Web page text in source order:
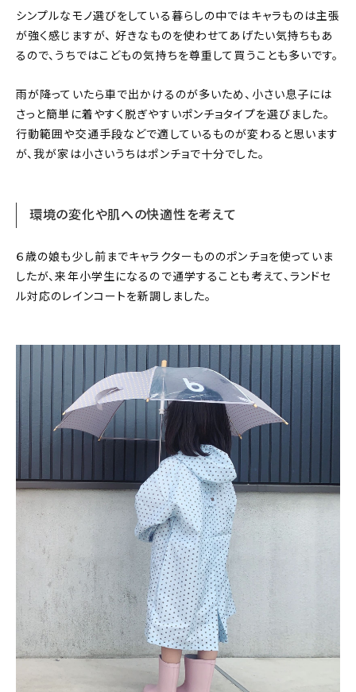
シンプルなモノ選びをしている暮らしの中ではキャラものは主張
が強く感じますが、 好きなものを使わせてあげたい気持ちもあ
るので、うちではこどもの気持ちを尊重して買うことも多いです。
雨が降っていたら車で出かけるのが多いため、小さい息子には
さっと簡単に着やすく脱ぎやすいポンチョタイプを選びました。
行動範囲や交通手段などで適しているものが変わると思います
が、我が家は小さいうちはポンチョで十分でした。
環境の変化や肌への快適性を考えて
６歳の娘も少し前までキャラクターもののポンチョを使っていま
したが、来年小学生になるので通学することも考えて、ランドセ
ル対応のレインコートを新調しました。